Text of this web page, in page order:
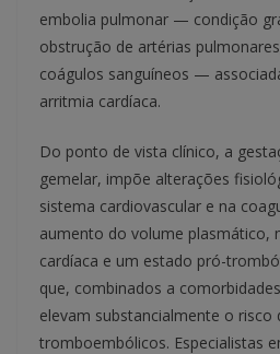
embolia pulmonar — condição
obstrução de artérias
coágulos sanguíneos —
arritmia cardíaca.
Do ponto de vista clínico, a
gemelar, impõe alterações
sistema cardiovascular e na
aumento do volume plasmático,
cardíaca e um estado pró-
que, combinados a
elevam substancialmente o risco
tromboembólicos. Especialistas